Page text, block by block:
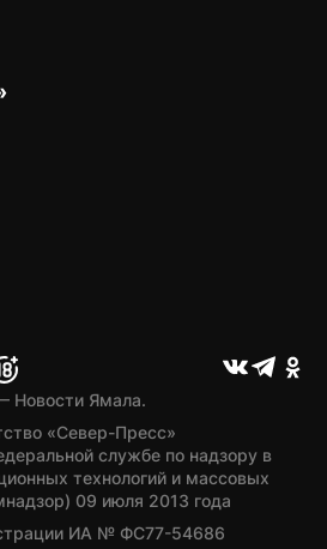
Новости Ямала.
«Север-Пресс»
службе по надзору в
технологий и массовых
09 июля 2013 года
ИА № ФС77-54686